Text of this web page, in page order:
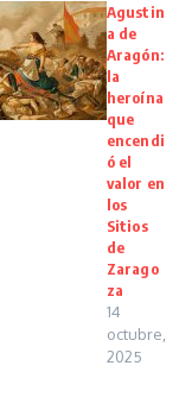
Agustin
a de
Aragón:
la
heroína
que
encendi
ó el
valor en
los
Sitios
de
Zarago
za
14
octubre,
2025